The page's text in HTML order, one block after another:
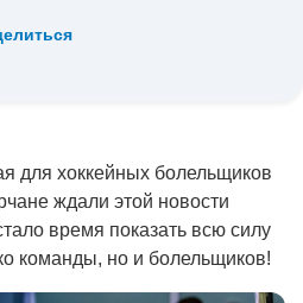
для хоккейных болельщиков
ждали этой новости
время показать всю силу
команды, но и болельщиков!